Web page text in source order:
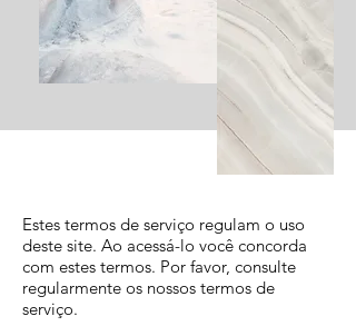
Estes termos de serviço regulam o uso
deste site. Ao acessá-lo você concorda
com estes termos. Por favor, consulte
regularmente os nossos termos de
serviço.